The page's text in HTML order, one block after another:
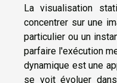
La visualisation
concentrer sur une
particulier ou un
parfaire l'exécution
dynamique est une
se voit évoluer